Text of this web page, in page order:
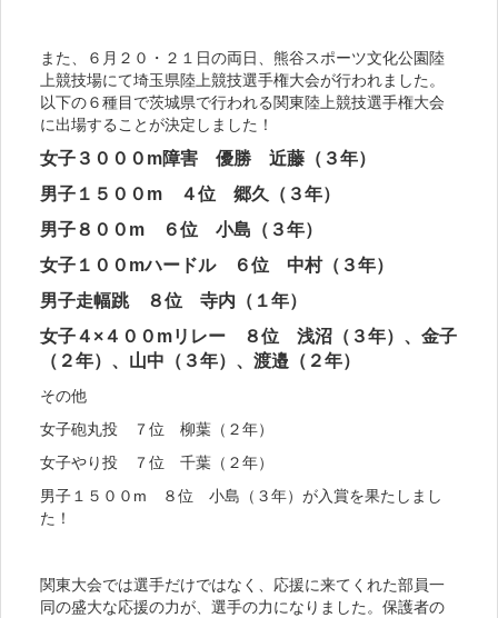
また、６月２０・２１日の両日、熊谷スポーツ文化公園陸
上競技場にて埼玉県陸上競技選手権大会が行われました。
以下の６種目で茨城県で行われる関東陸上競技選手権大会
に出場することが決定しました！
女子３０００m障害 優勝 近藤（３年）
男子１５００m ４位 郷久（３年）
男子８００m ６位 小島（３年）
女子１００mハードル ６位 中村（３年）
男子走幅跳 ８位 寺内（１年）
女子４×４００mリレー ８位 浅沼（３年）、金子
（２年）、山中（３年）、渡邉（２年）
その他
女子砲丸投 ７位 柳葉（２年）
女子やり投 ７位 千葉（２年）
男子１５００m ８位 小島（３年）が入賞を果たしまし
た！
関東大会では選手だけではなく、応援に来てくれた部員一
同の盛大な応援の力が、選手の力になりました。保護者の